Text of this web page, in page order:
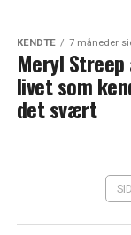
KENDTE 7 måneder
Meryl
livet som
det svært